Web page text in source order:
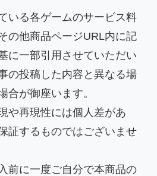
いる各ゲームのサービス料
の他商品ページURL内に記
に一部引用させていただい
の投稿した内容と異なる場
合が御座います。
や再現性には個人差があ
証するものではございませ
前に一度ご自分で本商品の